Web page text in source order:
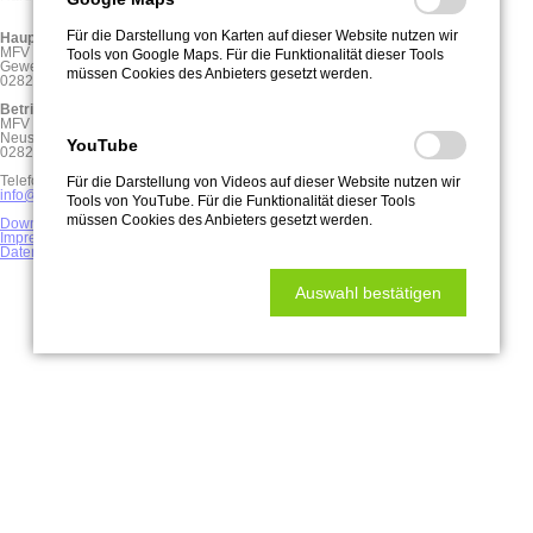
Hauptsitz und Postanschrift
MFV Maschinenbau GmbH
Gewerbering 4
02828 Görlitz
Betriebsstätte Neusiedlerstraße
MFV Maschinenbau GmbH
Neusiedlerstraße 13
02827 Görlitz
Telefon:
03581/8773410
info@mfv-maschinenbau.de
Downloads
Impressum
Datenschutz
Für die Darstellung von Karten auf dieser Website nutzen wir
Tools von Google Maps. Für die Funktionalität dieser Tools
müssen Cookies des Anbieters gesetzt werden.
YouTube
Für die Darstellung von Videos auf dieser Website nutzen wir
Tools von YouTube. Für die Funktionalität dieser Tools
müssen Cookies des Anbieters gesetzt werden.
Auswahl bestätigen